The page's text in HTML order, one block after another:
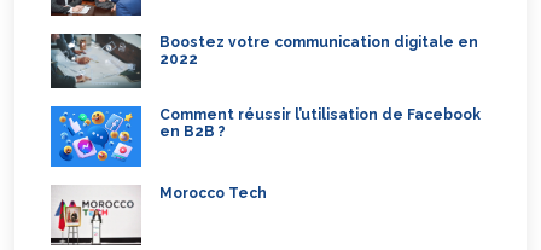
Boostez votre communication digitale en
2022
Comment réussir l’utilisation de Facebook
en B2B ?
Morocco Tech